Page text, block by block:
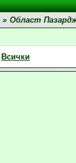
» Област
Всички